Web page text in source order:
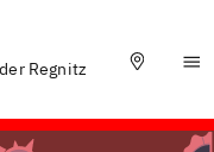
Regnitz